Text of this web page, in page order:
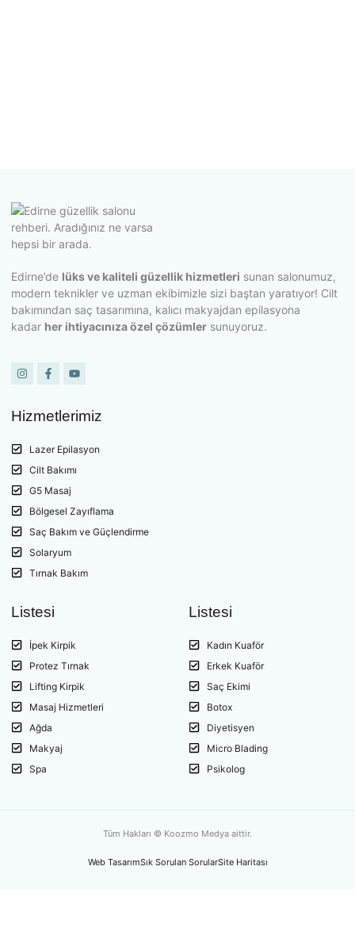
Edirne’de lüks ve kaliteli güzellik hizmetleri sunan salonumuz,
modern teknikler ve uzman ekibimizle sizi baştan yaratıyor! Cilt
bakımından saç tasarımına, kalıcı makyajdan epilasyona
kadar her ihtiyacınıza özel çözümler sunuyoruz.
Hizmetlerimiz
Lazer Epilasyon
Cilt Bakımı
G5 Masaj
Bölgesel Zayıflama
Saç Bakım ve Güçlendirme
Solaryum
Tırnak Bakım
Listesi
İpek Kirpik
Protez Tırnak
Lifting Kirpik
Masaj Hizmetleri
Ağda
Makyaj
Spa
Listesi
Kadın Kuaför
Erkek Kuaför
Saç Ekimi
Botox
Diyetisyen
Micro Blading
Psikolog
Tüm Hakları © Koozmo Medya aittir.
Web TasarımSık Sorulan SorularSite Haritası